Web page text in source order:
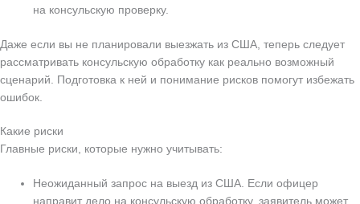
на консульскую проверку.
Даже если вы не планировали выезжать из США, теперь следует
рассматривать консульскую обработку как реально возможный
сценарий. Подготовка к ней и понимание рисков помогут избежать
ошибок.
Какие риски
Главные риски, которые нужно учитывать:
Неожиданный запрос на выезд из США. Если офицер
направит дело на консульскую обработку, заявитель может